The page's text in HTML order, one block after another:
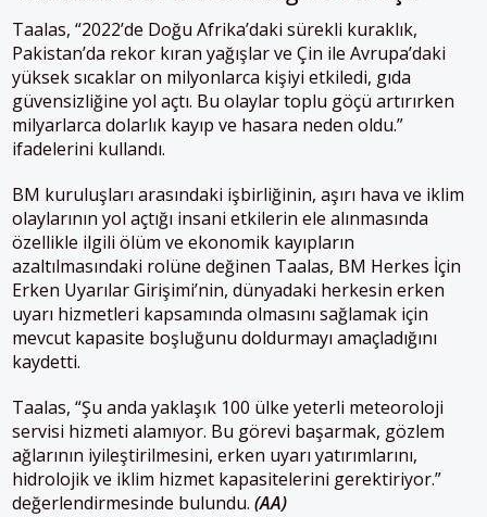
Taalas, “2022’de Doğu Afrika’daki sürekli kuraklık,
Pakistan’da rekor kıran yağışlar ve Çin ile Avrupa’daki
yüksek sıcaklar on milyonlarca kişiyi etkiledi, gıda
güvensizliğine yol açtı. Bu olaylar toplu göçü artırırken
milyarlarca dolarlık kayıp ve hasara neden oldu.”
ifadelerini kullandı.
BM kuruluşları arasındaki işbirliğinin, aşırı hava ve iklim
olaylarının yol açtığı insani etkilerin ele alınmasında
özellikle ilgili ölüm ve ekonomik kayıpların
azaltılmasındaki rolüne değinen Taalas, BM Herkes İçin
Erken Uyarılar Girişimi’nin, dünyadaki herkesin erken
uyarı hizmetleri kapsamında olmasını sağlamak için
mevcut kapasite boşluğunu doldurmayı amaçladığını
kaydetti.
Taalas, “Şu anda yaklaşık 100 ülke yeterli meteoroloji
servisi hizmeti alamıyor. Bu görevi başarmak, gözlem
ağlarının iyileştirilmesini, erken uyarı yatırımlarını,
hidrolojik ve iklim hizmet kapasitelerini gerektiriyor.”
değerlendirmesinde bulundu. (AA)